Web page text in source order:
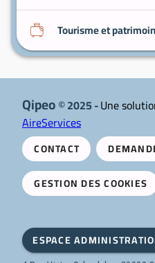
Tourisme et
Qipeo© 2025 -Une
AireServices
CONTACT
GESTION DES COOKIES
ESPACE